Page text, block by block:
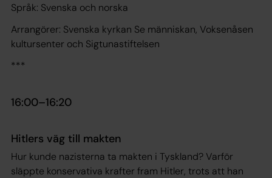
Språk: Svenska och norska
Arrangörer: Svenska kyrkan Se människan, Voksenåsen
kultursenter och Sigtunastiftelsen
***
16:00–16:20
Hitlers väg till makten
Hur kunde nazisterna ta makten i Tyskland? Varför
släppte konservativa krafter fram Hitler, trots att han